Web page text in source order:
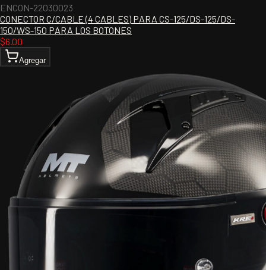
ENCON-22030023
CONECTOR C/CABLE (4 CABLES) PARA CS-125/DS-125/DS-
150/WS-150 PARA LOS BOTONES
$6.00
Agregar